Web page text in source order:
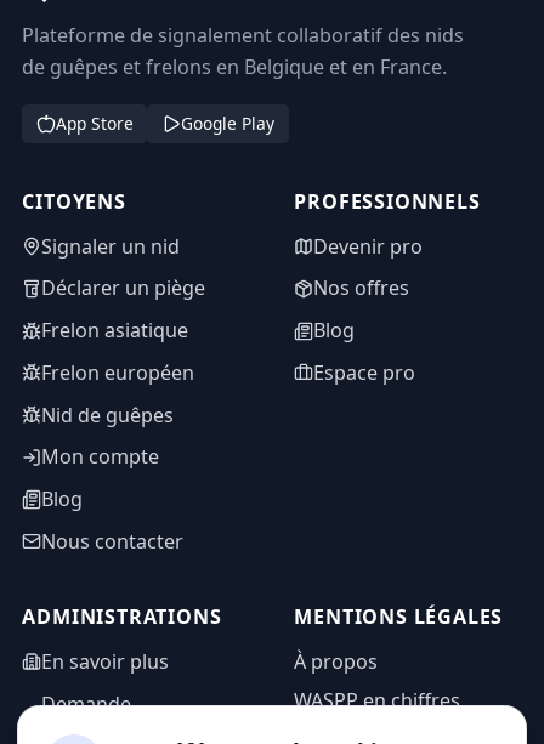
Plateforme de signalement collaboratif des nids
de guêpes et frelons en Belgique et en France.
App Store Google Play
CITOYENS
Signaler un nid
Déclarer un piège
Frelon asiatique
Frelon européen
Nid de guêpes
Mon compte
Blog
Nous contacter
PROFESSIONNELS
Devenir pro
Nos offres
Blog
Espace pro
ADMINISTRATIONS
En savoir plus
Demande
d'information
MENTIONS LÉGALES
À propos
WASPP en chiffres